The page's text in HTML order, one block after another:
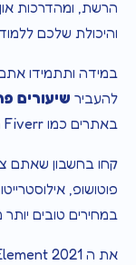
הרשת, ומהדרכות
והיכולת שלכם
במידה ותתמידו אתם
להעביר שיעורים
באתרים כמו Fiverr תמורת תשלום.
קחו בחשבון שאתם
פוטושופ,
במחירים טובים
את ה 2021